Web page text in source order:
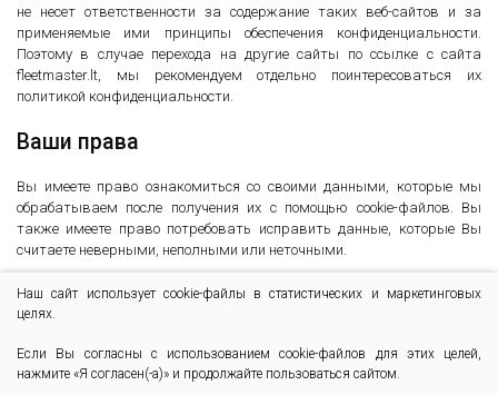
не несет ответственности за содержание таких веб-сайтов и за
применяемые ими принципы обеспечения конфиденциальности.
Поэтому в случае перехода на другие сайты по ссылке с сайта
fleetmaster.lt, мы рекомендуем отдельно поинтересоваться их
политикой конфиденциальности.
Ваши права
Вы имеете право ознакомиться со своими данными, которые мы
обрабатываем после получения их с помощью cookie-файлов. Вы
также имеете право потребовать исправить данные, которые Вы
считаете неверными, неполными или неточными.
Если у Вас возникли вопросы или Вы хотите воспользоваться своими
правами, свяжитесь с нами по электронной почте
Наш сайт использует cookie-файлы в статистических и маркетинговых
целях.
Если Вы согласны с использованием cookie-файлов для этих целей,
нажмите «Я согласен(-а)» и продолжайте пользоваться сайтом.